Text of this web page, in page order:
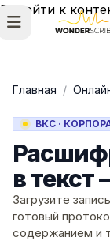
Перейти к
Главная /
ВКС ·
в текст
Загрузите
готовый
содержанием и